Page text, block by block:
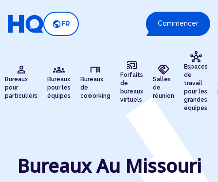
public FR Commencer
person
Bureaux
pour
particuliers
groups
Bureaux
pour les
équipes
desk
Bureaux
de
coworking
cast_connected
Forfaits
de
bureaux
virtuels
handshake
Salles
de
réunion
hub
Espaces
de
travail
pour les
grandes
équipes
Bureaux Au Missouri